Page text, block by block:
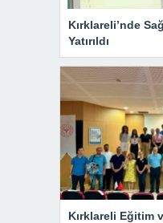
Kırklareli’nde
Yatırıldı
Kırklareli Eğitim